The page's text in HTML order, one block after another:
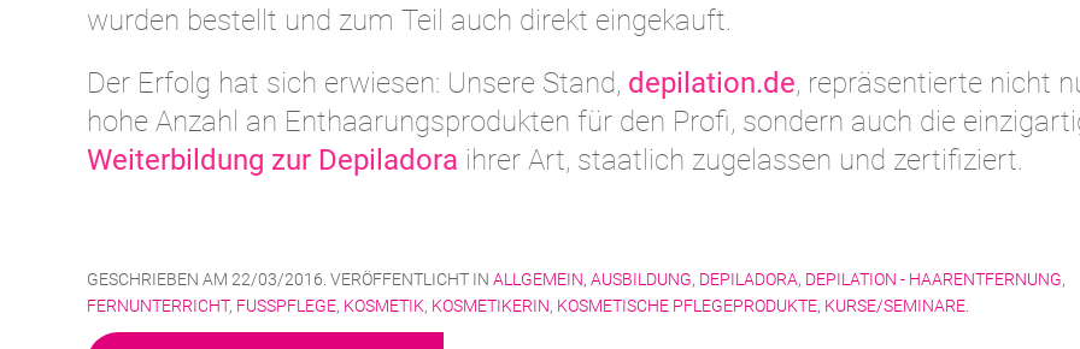
wurden bestellt und zum Teil auch direkt eingekauft.
Der Erfolg hat sich erwiesen: Unsere Stand, depilation.de, repräsentierte nicht
hohe Anzahl an Enthaarungsprodukten für den Profi, sondern auch die
Weiterbildung zur Depiladora ihrer Art, staatlich zugelassen und zertifiziert.
GESCHRIEBEN AM 22/03/2016 . VERÖFFENTLICHT IN ALLGEMEIN, AUSBILDUNG, DEPILADORA, DEPILATION - HAARENTFERNUNG,
FERNUNTERRICHT, FUSSPFLEGE , KOSMETIK, KOSMETIKERIN, KOSMETISCHE PFLEGEPRODUKTE, KURSE/SEMINARE